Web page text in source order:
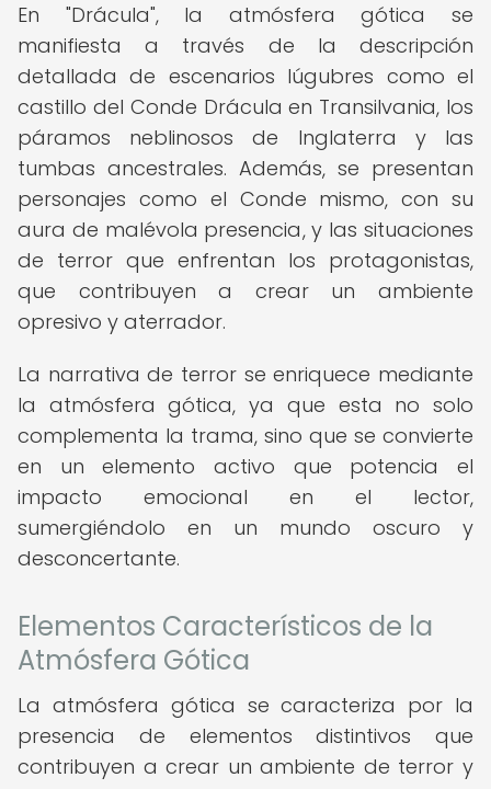
En "Drácula", la atmósfera gótica se
manifiesta a través de la descripción
detallada de escenarios lúgubres como el
castillo del Conde Drácula en Transilvania, los
páramos neblinosos de Inglaterra y las
tumbas ancestrales. Además, se presentan
personajes como el Conde mismo, con su
aura de malévola presencia, y las situaciones
de terror que enfrentan los protagonistas,
que contribuyen a crear un ambiente
opresivo y aterrador.
La narrativa de terror se enriquece mediante
la atmósfera gótica, ya que esta no solo
complementa la trama, sino que se convierte
en un elemento activo que potencia el
impacto emocional en el lector,
sumergiéndolo en un mundo oscuro y
desconcertante.
Elementos Característicos de la
Atmósfera Gótica
La atmósfera gótica se caracteriza por la
presencia de elementos distintivos que
contribuyen a crear un ambiente de terror y